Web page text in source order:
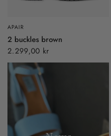
APAIR
2 buckles brown
2.299,00 kr